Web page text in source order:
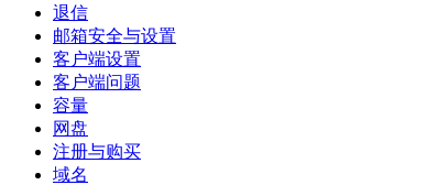
退信
邮箱安全与设置
客户端设置
客户端问题
容量
网盘
注册与购买
域名